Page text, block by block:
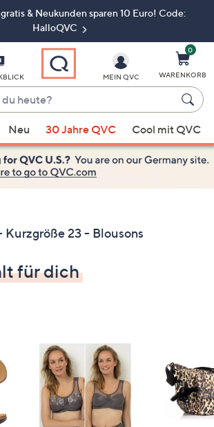
& Neukunden sparen 10 Euro! Code:
HalloQVC
MEIN QVC
0
WARENKORB
Neu 30 Jahre QVC Cool mit QVC
Kurzgröße 23 - Blousons
für dich